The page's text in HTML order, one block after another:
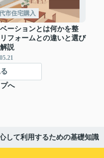
市住宅購入
ーションとは何かを整
フォームとの違いと選び
説
へ
して利用するための基礎知識